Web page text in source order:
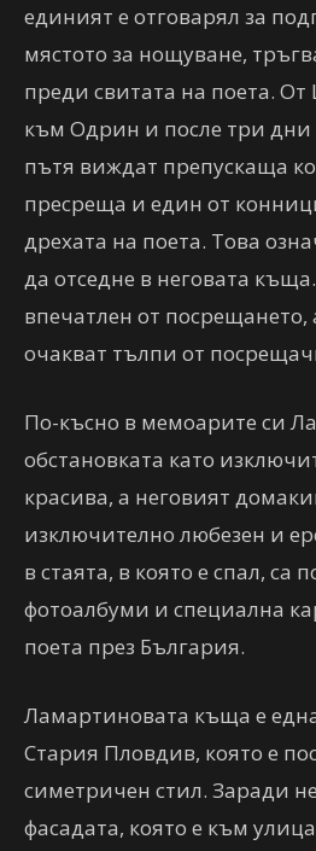
единият е отговарял за
мястото за нощуване,
преди свитата на поета.
към Одрин и после три
пътя виждат препускаща
пресреща и един от
дрехата на поета. Това
да отседне в неговата
впечатлен от посрещането,
очакват тълпи от
По-късно в мемоарите си
обстановката като
красива, а неговият
изключително любезен и
в стаята, в която е спал, са
фотоалбуми и специална
поета през България.
Ламартиновата къща е
Стария Пловдив, която е
симетричен стил. Заради
фасадата, която е към